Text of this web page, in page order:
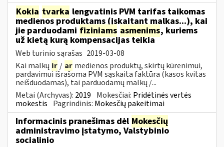
Kokia tvarka lengvatinis PVM tarifas taikomas
medienos produktams (įskaitant malkas...), kai
jie parduodami fiziniams asmenims, kuriems
už kietą kurą kompensacijas teikia
Web turinio sąrašas 2019-03-08
Kai malkų ir / ar medienos produktų, skirtų kūrenimui,
pardavimui išrašoma PVM sąskaita faktūra (kasos kvitas
neišduodamas), tai parduodamų malkų /...
Metai (Archyvas): 2019 Mokesčiai: Pridėtinės vertės
mokestis Pagrindinis: Mokesčių pakeitimai
Informacinis pranešimas dėl Mokesčių
administravimo įstatymo, Valstybinio
socialinio